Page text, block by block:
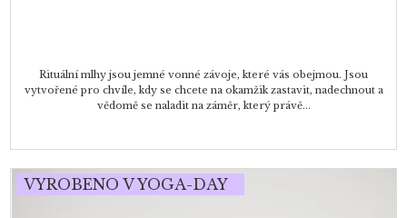
Rituální mlhy jsou jemné vonné závoje, které vás obejmou. Jsou
vytvořené pro chvíle, kdy se chcete na okamžik zastavit, nadechnout a
vědomě se naladit na záměr, který právě...
VYROBENO V YOGA-DAY